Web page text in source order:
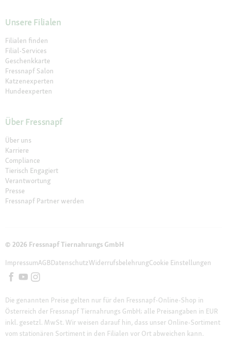
Unsere Filialen
Filialen finden
Filial-Services
Geschenkkarte
Fressnapf Salon
Katzenexperten
Hundeexperten
Über Fressnapf
Über uns
Karriere
Compliance
Tierisch Engagiert
Verantwortung
Presse
Fressnapf Partner werden
© 2026 Fressnapf Tiernahrungs GmbH
ImpressumAGBDatenschutzWiderrufsbelehrungCookie Einstellungen
Die genannten Preise gelten nur für den Fressnapf-Online-Shop in
Österreich der Fressnapf Tiernahrungs GmbH; alle Preisangaben in EUR
inkl. gesetzl. MwSt. Wir weisen darauf hin, dass unser Online-Sortiment
vom stationären Sortiment in den Filialen vor Ort abweichen kann.